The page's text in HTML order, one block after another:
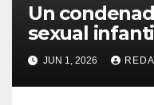
Un
sexual
Servicio
Rioja
JUN 1, 2026